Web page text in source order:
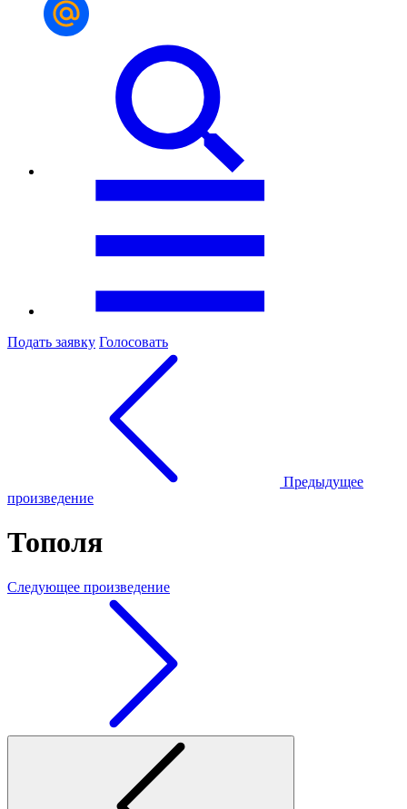
Подать заявку Голосовать
Предыдущее
произведение
Тополя
Следующее произведение